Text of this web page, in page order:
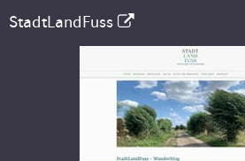
StadtLandFuss